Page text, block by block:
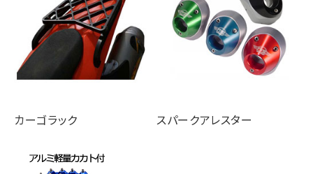
カーゴラック スパークアレスター